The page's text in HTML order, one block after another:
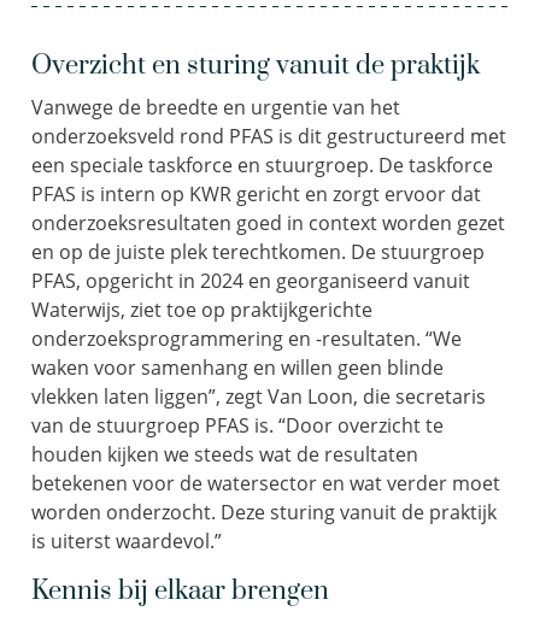
Overzicht en sturing vanuit de praktijk
Vanwege de breedte en urgentie van het
onderzoeksveld rond PFAS is dit gestructureerd met
een speciale taskforce en stuurgroep. De taskforce
PFAS is intern op KWR gericht en zorgt ervoor dat
onderzoeksresultaten goed in context worden gezet
en op de juiste plek terechtkomen. De stuurgroep
PFAS, opgericht in 2024 en georganiseerd vanuit
Waterwijs, ziet toe op praktijkgerichte
onderzoeksprogrammering en -resultaten. “We
waken voor samenhang en willen geen blinde
vlekken laten liggen”, zegt Van Loon, die secretaris
van de stuurgroep PFAS is. “Door overzicht te
houden kijken we steeds wat de resultaten
betekenen voor de watersector en wat verder moet
worden onderzocht. Deze sturing vanuit de praktijk
is uiterst waardevol.”
Kennis bij elkaar brengen